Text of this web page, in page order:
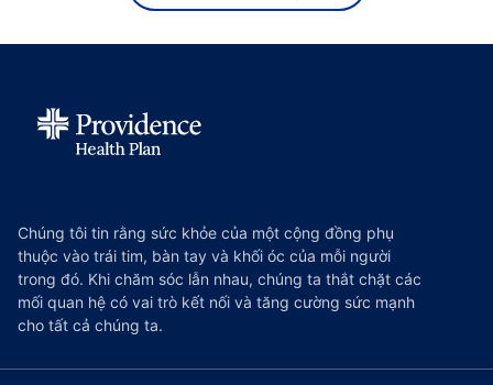
Chúng tôi tin rằng sức khỏe của một cộng đồng phụ
thuộc vào trái tim, bàn tay và khối óc của mỗi người
trong đó. Khi chăm sóc lẫn nhau, chúng ta thắt chặt các
mối quan hệ có vai trò kết nối và tăng cường sức mạnh
cho tất cả chúng ta.